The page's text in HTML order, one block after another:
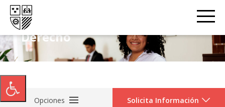
Derecho
Opciones Solicita Información